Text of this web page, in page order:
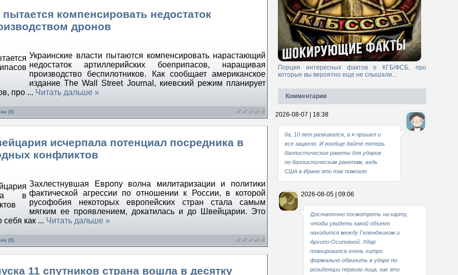
компенсировать недостаток
дронов
Украинские власти пытаются компенсировать нарастающий
недостаток артиллерийских боеприпасов, наращивая
производство беспилотников. Как сообщает американское
издание The Wall Street Journal, киевский режим планирует
про ... Читать дальше »
(0)
исчерпала потенциал посредника в
конфликтов
Захлестнувшая Европу волна милитаризации и политики
фактической агрессии по отношении к России, в которой
русофобия некоторых европейских стран стала самым
мягким ее проявлением, докатилась и до Швейцарии. Это
себя как ... Читать дальше »
(0)
11 спутников страна вошла в десятку
Порция интересных фактов о КГБ/ФСБ, про
которые вы вероятно еще не слышали...
Комментарии
2026-08-07 | 18:38
да, 10 лет развивался, а я пришел и
все зацвело. И вообще дайте теперь
баллистические ракеты для ударов
по баллистическим ракетам, ведь
США в Иране это так помогло
2026-08-05 | 09:06
Достаточно посмотреть на карту,
чтобы увидеть какой объект
находится между Геленджиком и
Архипо-Осиповкой. Удар
планировался очень хитро:
формально обвинить в ударе по
резиденции первого лица, как это